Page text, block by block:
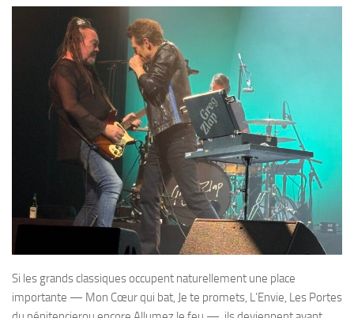
Si les grands classiques occupent naturellement une place
importante — Mon Cœur qui bat, Je te promets, L’Envie, Les Portes